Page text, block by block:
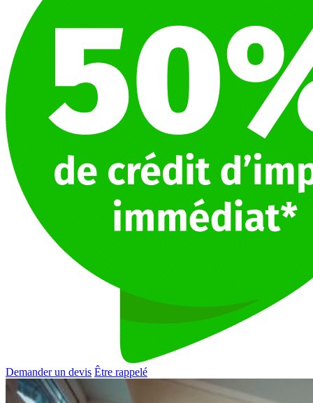
Demander un devis Être rappelé